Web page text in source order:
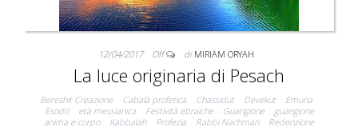
12/04/2017 Off di MIRIAM ORYAH
La luce originaria di Pesach
Bereshit Creazione Cabalà profetica Chassidut Devekut
Emuna
Esodo
età messianica Festività ebraiche Guarigione
guarigione
anima e corpo
Kabbalah Profezia Rabbi Nachman
Redenzione